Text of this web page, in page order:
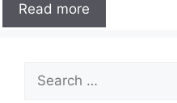
Read more